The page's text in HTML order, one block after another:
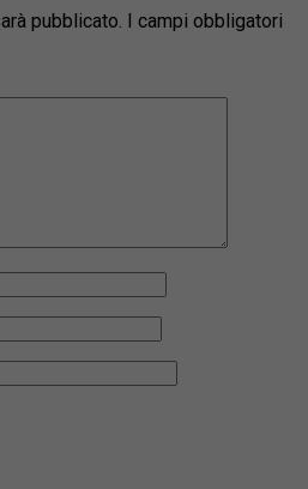
pubblicato. I campi obbligatori